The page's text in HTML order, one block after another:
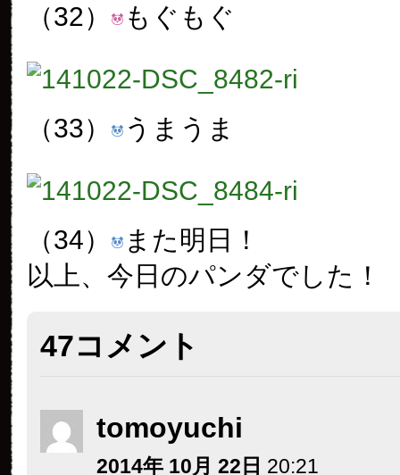
（32） もぐもぐ
（33） うまうま
（34）
また明日！
以上、今日のパンダでした！
47コメント
tomoyuchi
2014年 10月 22日 20:21